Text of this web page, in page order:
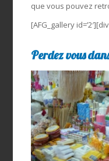
que vous pouvez
[AFG_gallery
Perdez vous